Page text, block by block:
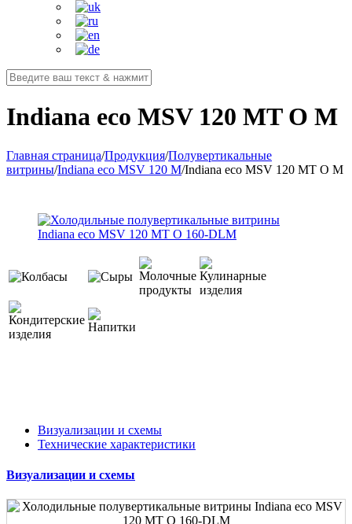
Indiana eco MSV 120 MT O M
Главная страница/Продукция/Полувертикальные
витрины/Indiana eco MSV 120 M/Indiana eco MSV 120 MT O M
Визуализации и схемы
Технические характеристики
Визуализации и схемы